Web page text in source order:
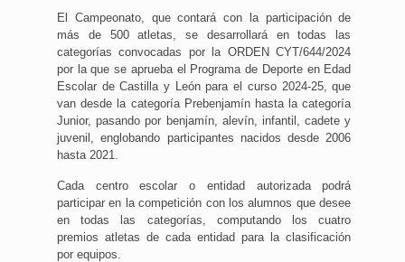
El Campeonato, que contará con la participación de
más de 500 atletas, se desarrollará en todas las
categorías convocadas por la ORDEN CYT/644/2024
por la que se aprueba el Programa de Deporte en Edad
Escolar de Castilla y León para el curso 2024-25, que
van desde la categoría Prebenjamín hasta la categoría
Junior, pasando por benjamín, alevín, infantil, cadete y
juvenil, englobando participantes nacidos desde 2006
hasta 2021.
Cada centro escolar o entidad autorizada podrá
participar en la competición con los alumnos que desee
en todas las categorías, computando los cuatro
premios atletas de cada entidad para la clasificación
por equipos.